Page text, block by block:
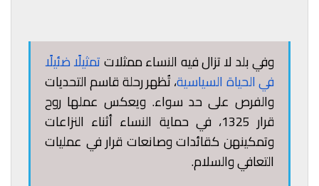
وفي بلد لا تزال فيه النساء ممثلاتتمثيلًا ضئيلًا
في الحياة السياسية، تُظهر رحلة قاسم التحديات
والفرص على حد سواء. ويعكس عملها روح
قرار 1325، في حماية النساء أثناء النزاعات
وتمكينهن كقائدات وصانعات قرار في عمليات
التعافي والسلام.